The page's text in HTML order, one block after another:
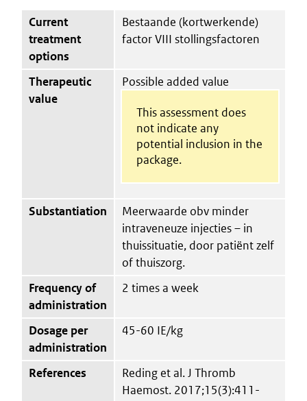
Current
treatment
options
Bestaande (kortwerkende)
factor VIII stollingsfactoren
Therapeutic
value
Possible added value
This assessment does
not indicate any
potential inclusion in the
package.
Substantiation
Meerwaarde obv minder
intraveneuze injecties – in
thuissituatie, door patiënt zelf
of thuiszorg.
Frequency of
administration
2 times a week
Dosage per
administration
45-60 IE/kg
References
Reding et al. J Thromb
Haemost. 2017;15(3):411-